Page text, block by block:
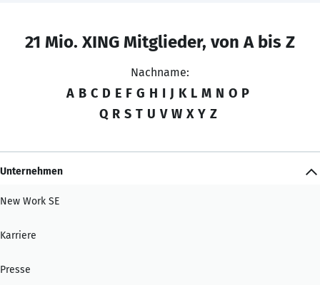
21 Mio. XING Mitglieder, von A bis Z
Nachname:
A B C D E F G H I J K L M N O P
Q R S T U V W X Y Z
Unternehmen
New Work SE
Karriere
Presse